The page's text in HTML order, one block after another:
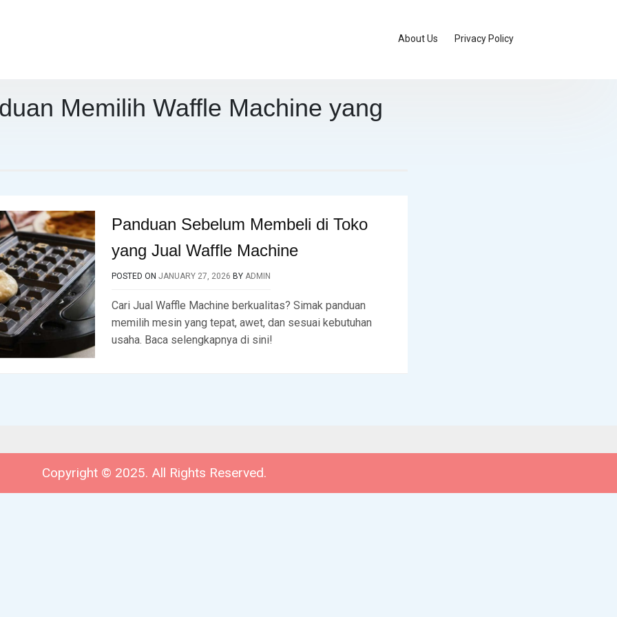
About Us Privacy Policy
Memilih Waffle Machine yang
Panduan Sebelum Membeli di Toko
yang Jual Waffle Machine
POSTED ONJANUARY 27, 2026 BYADMIN
Cari Jual Waffle Machine berkualitas? Simak panduan
memilih mesin yang tepat, awet, dan sesuai kebutuhan
usaha. Baca selengkapnya di sini!